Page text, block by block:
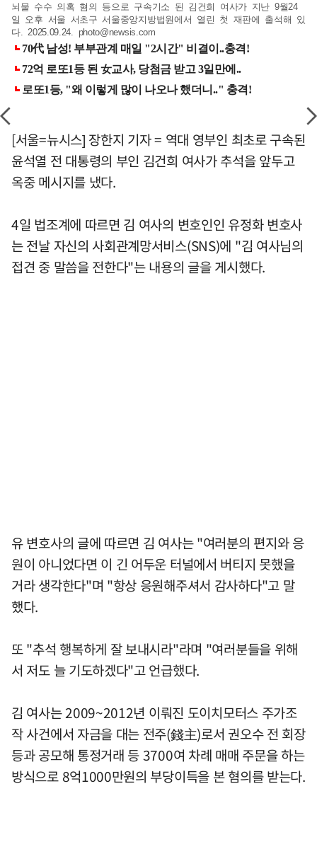
뇌물 수수 의혹 혐의 등으로 구속기소 된 김건희 여사가 지난 9월24
일 오후 서울 서초구 서울중앙지방법원에서 열린 첫 재판에 출석해 있
다. 2025.09.24. photo@newsis.com
[서울=뉴시스] 장한지 기자 = 역대 영부인 최초로 구속된
윤석열 전 대통령의 부인 김건희 여사가 추석을 앞두고
옥중 메시지를 냈다.
4일 법조계에 따르면 김 여사의 변호인인 유정화 변호사
는 전날 자신의 사회관계망서비스(SNS)에 "김 여사님의
접견 중 말씀을 전한다"는 내용의 글을 게시했다.
유 변호사의 글에 따르면 김 여사는 "여러분의 편지와 응
원이 아니었다면 이 긴 어두운 터널에서 버티지 못했을
거라 생각한다"며 "항상 응원해주셔서 감사하다"고 말
했다.
또 "추석 행복하게 잘 보내시라"라며 "여러분들을 위해
서 저도 늘 기도하겠다"고 언급했다.
김 여사는 2009~2012년 이뤄진 도이치모터스 주가조
작 사건에서 자금을 대는 전주(錢主)로서 권오수 전 회장
등과 공모해 통정거래 등 3700여 차례 매매 주문을 하는
방식으로 8억1000만원의 부당이득을 본 혐의를 받는다.